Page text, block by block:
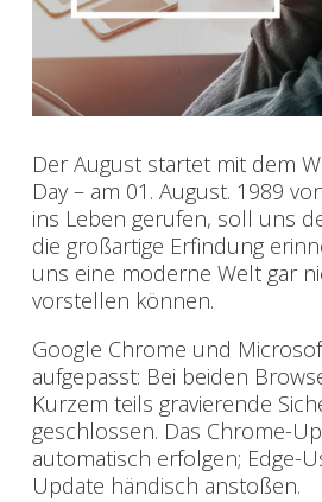
Der August startet mit dem
Day – am 01. August. 1989
ins Leben gerufen, soll uns
die großartige Erfindung
uns eine moderne Welt gar
vorstellen können.
Google Chrome und
aufgepasst: Bei beiden
Kurzem teils gravierende
geschlossen. Das Chrome-
automatisch erfolgen; Edge-
Update händisch anstoßen.